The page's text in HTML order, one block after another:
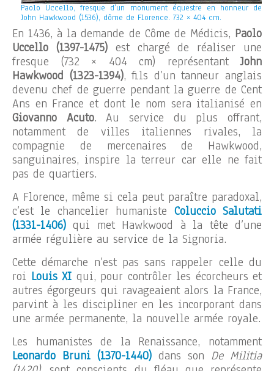
Paolo Uccello, fresque d’un monument équestre en honneur de
John Hawkwood (1536), dôme de Florence. 732 × 404 cm.
En 1436, à la demande de Côme de Médicis, Paolo
Uccello (1397-1475)est chargé de réaliser une
fresque (732 × 404 cm) représentantJohn
Hawkwood (1323-1394), fils d’un tanneur anglais
devenu chef de guerre pendant la guerre de Cent
Ans en France et dont le nom sera italianisé en
Giovanno Acuto. Au service du plus offrant,
notamment de villes italiennes rivales, la
compagnie de mercenaires de Hawkwood,
sanguinaires, inspire la terreur car elle ne fait
pas de quartiers.
A Florence, même si cela peut paraître paradoxal,
c’est le chancelier humaniste Coluccio Salutati
(1331-1406) qui met Hawkwood à la tête d’une
armée régulière au service de la Signoria.
Cette démarche n’est pas sans rappeler celle du
roi Louis XI qui, pour contrôler les écorcheurs et
autres égorgeurs qui ravageaient alors la France,
parvint à les discipliner en les incorporant dans
une armée permanente, la nouvelle armée royale.
Les humanistes de la Renaissance, notamment
Leonardo Bruni (1370-1440) dans son De Militia